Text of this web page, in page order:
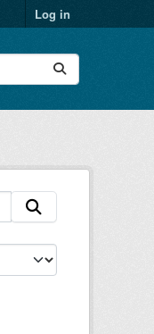
Log in